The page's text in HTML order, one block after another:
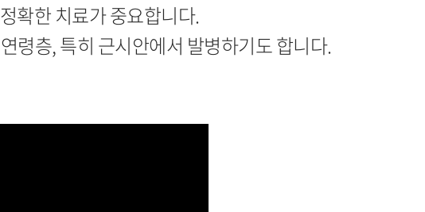
확한 치료가 중요합니다.
령층, 특히 근시안에서 발병하기도 합니다.